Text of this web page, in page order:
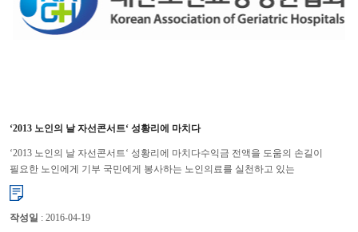
‘2013 노인의 날 자선콘서트‘ 성황리에 마치다
‘2013 노인의 날 자선콘서트‘ 성황리에 마치다수익금 전액을 도움의 손길이
필요한 노인에게 기부 국민에게 봉사하는 노인의료를 실천하고 있는
대한노인요양병원협회(회장 윤해영)가 10월 2일 ‘2013 ...
작성일 : 2016-04-19